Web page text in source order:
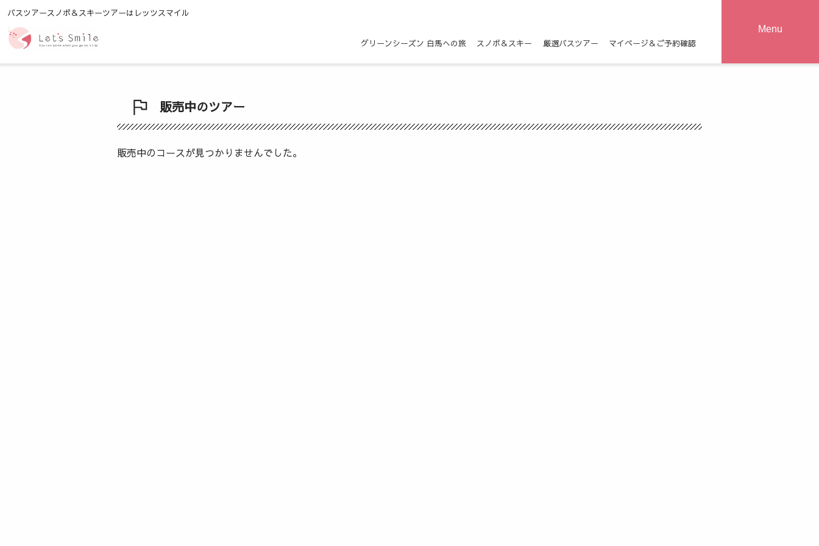
Menu
バスツアースノボ＆スキーツアーはレッツスマイル
グリーンシーズン 白馬への旅 スノボ＆スキー 厳選バスツアー マイページ＆ご予約確認
販売中のツアー
販売中のコースが見つかりませんでした。